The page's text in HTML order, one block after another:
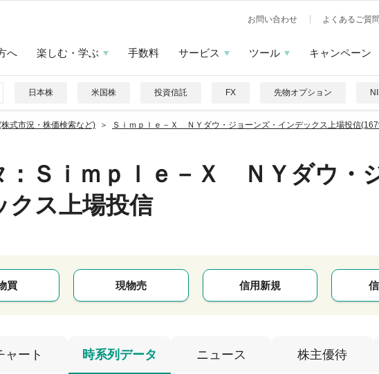
お問い合わせ よくあるご質問
へ 楽しむ・学ぶ 手数料 サービス ツール キャンペーン
日本株 米国株 投資信託 FX 先物オプション
式市況・株価検索など) Ｓｉｍｐｌｅ－Ｘ ＮＹダウ・ジョーンズ・インデックス上場投信
：Ｓｉｍｐｌｅ－Ｘ ＮＹダウ・
クス上場投信
買 現物売 信用新規
ャート 時系列データ ニュース 株主優待